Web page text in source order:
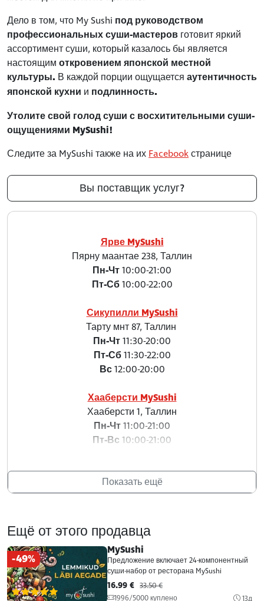
Дело в том, что My Sushi под руководством
профессиональных суши-мастеров готовит яркий
ассортимент суши, который казалось бы является
настоящим откровением японской местной
культуры. В каждой порции ощущается аутентичность
японской кухни и подлинность.
Утолите свой голод суши с восхитительными суши-
ощущениями MySushi!
Следите за MySushi также на ихFacebookстранице
Вы поставщик услуг?
Ярве MySushi
Пярну маантае 238, Таллин
Пн-Чт10:00-21:00
Пт-Сб10:00-22:00
Сикупилли MySushi
Тарту мнт 87, Таллин
Пн-Чт11:30-20:00
Пт-Сб11:30-22:00
Вс12:00-20:00
Хааберсти MySushi
Хааберсти 1, Таллин
Пн-Чт11:00-21:00
Пт-Вс 10:00-21:00
Сукман MySushi
Лиивалая 53, Таллин
Пн-Чт11:30-20:00
С12:00-21:00
Вс12:00-19:00
Центр пиратов MySushi
Меривая те 24, Таллин
Пн-Чт11:30-20:00
Показать ещё
Ещё от этого продавца
-49%
(540)
MySushi
Предложение включает 24-компонентный
суши-набор от ресторана MySushi
16.99 € 33.50 €
1996/5000 куплено
13д